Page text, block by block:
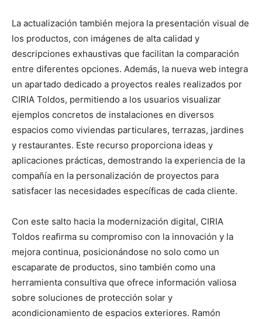
La actualización también mejora la presentación visual de
los productos, con imágenes de alta calidad y
descripciones exhaustivas que facilitan la comparación
entre diferentes opciones. Además, la nueva web integra
un apartado dedicado a proyectos reales realizados por
CIRIA Toldos, permitiendo a los usuarios visualizar
ejemplos concretos de instalaciones en diversos
espacios como viviendas particulares, terrazas, jardines
y restaurantes. Este recurso proporciona ideas y
aplicaciones prácticas, demostrando la experiencia de la
compañía en la personalización de proyectos para
satisfacer las necesidades específicas de cada cliente.
Con este salto hacia la modernización digital, CIRIA
Toldos reafirma su compromiso con la innovación y la
mejora continua, posicionándose no solo como un
escaparate de productos, sino también como una
herramienta consultiva que ofrece información valiosa
sobre soluciones de protección solar y
acondicionamiento de espacios exteriores. Ramón